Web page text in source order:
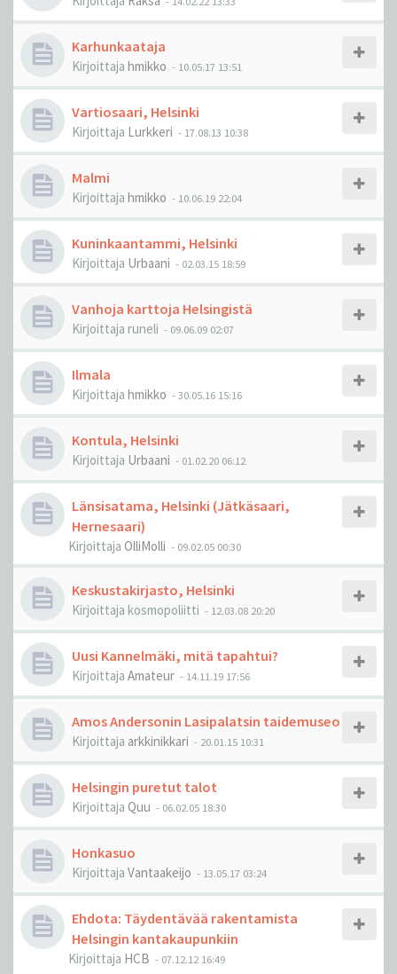
Karhunkaataja
Kirjoittaja hmikko - 10.05.17 13:51
Vartiosaari, Helsinki
Kirjoittaja Lurkkeri - 17.08.13 10:38
Malmi
Kirjoittaja hmikko - 10.06.19 22:04
Kuninkaantammi, Helsinki
Kirjoittaja Urbaani - 02.03.15 18:59
Vanhoja karttoja Helsingistä
Kirjoittaja runeli - 09.06.09 02:07
Ilmala
Kirjoittaja hmikko -30.05.16 15:16
Kontula, Helsinki
Kirjoittaja Urbaani - 01.02.20 06:12
Länsisatama, Helsinki (Jätkäsaari,
Hernesaari)
Kirjoittaja OlliMolli - 09.02.05 00:30
Keskustakirjasto, Helsinki
Kirjoittaja kosmopoliitti - 12.03.08 20:20
Uusi Kannelmäki, mitä tapahtui?
Kirjoittaja Amateur - 14.11.19 17:56
Amos Andersonin Lasipalatsin taidemuseo
Kirjoittaja arkkinikkari - 20.01.15 10:31
Helsingin puretut talot
Kirjoittaja Quu - 06.02.05 18:30
Honkasuo
Kirjoittaja Vantaakeijo - 13.05.17 03:24
Ehdota: Täydentävää rakentamista
Helsingin kantakaupunkiin
Kirjoittaja HCB - 07.12.12 16:49